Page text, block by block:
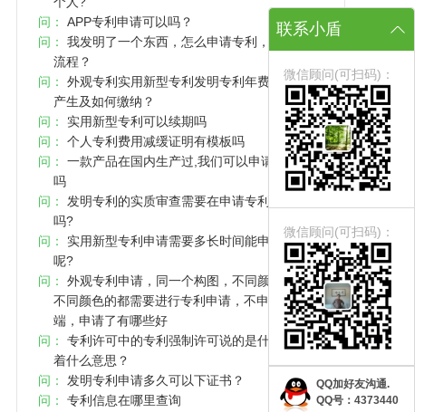
联系小盾
微信顾问(可扫码)：
微信顾问(可扫码)：
QQ加好友沟通.
QQ号：4373440
问：
APP专利申请可以吗？
问：
我发明了一个东西，怎么申请专利，专利申请
流程？
问：
外观专利实用新型专利发明专利年费滞纳金的
产生及如何缴纳？
问：
实用新型专利可以续期吗
问：
个人专利费用减缓证明有模板吗
问：
一款产品在国内生产过,我们可以申请产品专利
吗
问：
发明专利的实质审查需要在申请专利时就提出
吗?
问：
实用新型专利申请需要多长时间能申请下来
呢?
问：
外观专利申请，同一个构图，不同颜色，是否
不同颜色的都需要进行专利申请，不申请有无弊
端，申请了有哪些好
问：
专利许可中的专利强制许可说的是什么？代表
着什么意思？
问：
发明专利申请多久可以下证书？
问：
专利信息在哪里查询